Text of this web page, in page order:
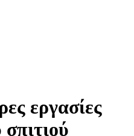
εργασίες